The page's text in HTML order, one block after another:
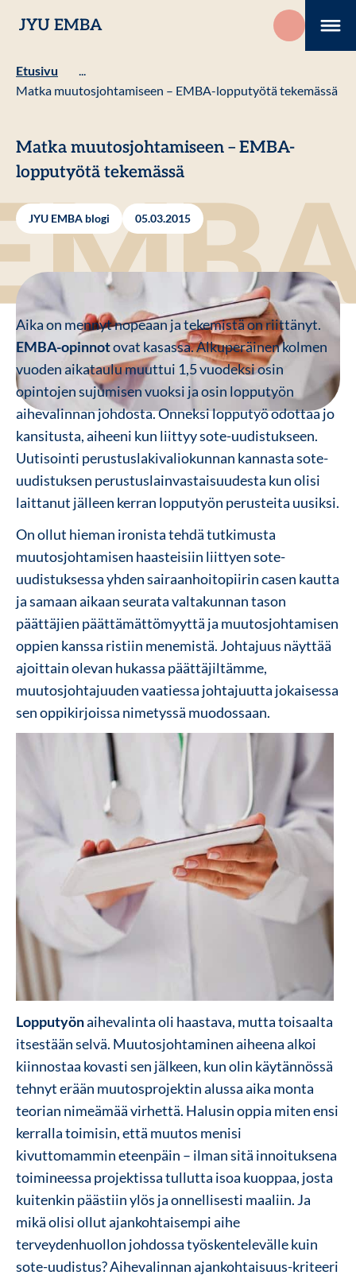
sisältöön
JYU EMBA
Etusivu
...
Matka muutosjohtamiseen – EMBA-lopputyötä tekemässä
Matka muutosjohtamiseen – EMBA-
lopputyötä tekemässä
JYU EMBA blogi 05.03.2015
Aika on mennyt nopeaan ja tekemistä on riittänyt.
EMBA-opinnotovat kasassa. Alkuperäinen kolmen
vuoden aikataulu muuttui 1,5 vuodeksi osin
opintojen sujumisen vuoksi ja osin lopputyön
aihevalinnan johdosta. Onneksi lopputyö odottaa jo
kansitusta, aiheeni kun liittyy sote-uudistukseen.
Uutisointi perustuslakivaliokunnan kannasta sote-
uudistuksen perustuslainvastaisuudesta kun olisi
laittanut jälleen kerran lopputyön perusteita uusiksi.
On ollut hieman ironista tehdä tutkimusta
muutosjohtamisen haasteisiin liittyen sote-
uudistuksessa yhden sairaanhoitopiirin casen kautta
ja samaan aikaan seurata valtakunnan tason
päättäjien päättämättömyyttä ja muutosjohtamisen
oppien kanssa ristiin menemistä. Johtajuus näyttää
ajoittain olevan hukassa päättäjiltämme,
muutosjohtajuuden vaatiessa johtajuutta jokaisessa
sen oppikirjoissa nimetyssä muodossaan.
Lopputyönaihevalinta oli haastava, mutta toisaalta
itsestään selvä. Muutosjohtaminen aiheena alkoi
kiinnostaa kovasti sen jälkeen, kun olin käytännössä
tehnyt erään muutosprojektin alussa aika monta
teorian nimeämää virhettä. Halusin oppia miten ensi
kerralla toimisin, että muutos menisi
kivuttomammin eteenpäin – ilman sitä innoituksena
toimineessa projektissa tullutta isoa kuoppaa, josta
kuitenkin päästiin ylös ja onnellisesti maaliin. Ja
mikä olisi ollut ajankohtaisempi aihe
terveydenhuollon johdossa työskentelevälle kuin
sote-uudistus? Aihevalinnan ajankohtaisuus-kriteeri